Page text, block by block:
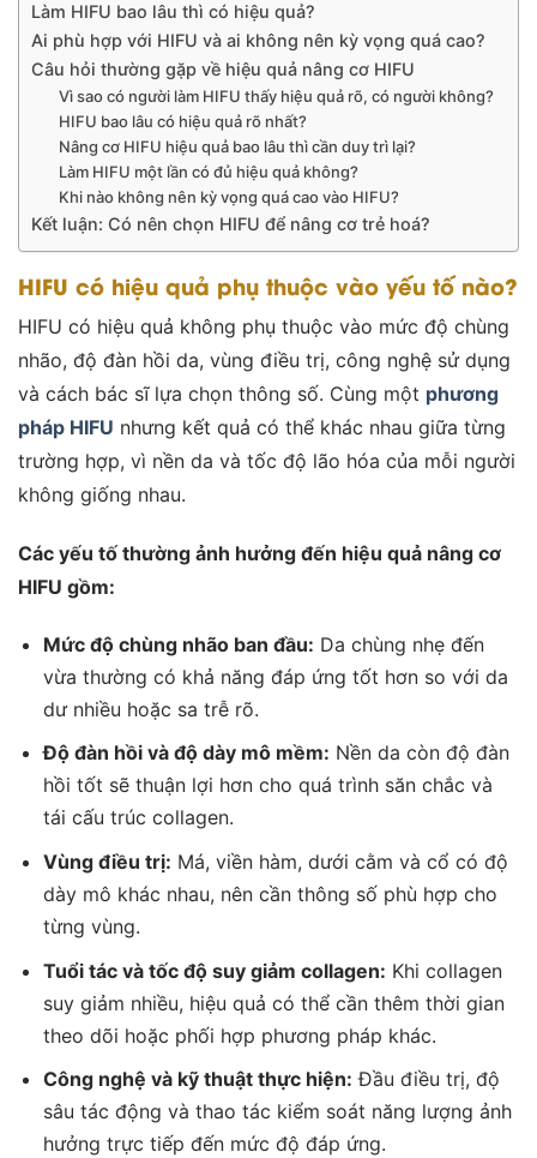
Làm HIFU bao lâu thì có hiệu quả?
Ai phù hợp với HIFU và ai không nên kỳ vọng quá cao?
Câu hỏi thường gặp về hiệu quả nâng cơ HIFU
Vì sao có người làm HIFU thấy hiệu quả rõ, có người không?
HIFU bao lâu có hiệu quả rõ nhất?
Nâng cơ HIFU hiệu quả bao lâu thì cần duy trì lại?
Làm HIFU một lần có đủ hiệu quả không?
Khi nào không nên kỳ vọng quá cao vào HIFU?
Kết luận: Có nên chọn HIFU để nâng cơ trẻ hoá?
HIFU có hiệu quả phụ thuộc vào yếu tố nào?
HIFU có hiệu quả không phụ thuộc vào mức độ chùng
nhão, độ đàn hồi da, vùng điều trị, công nghệ sử dụng
và cách bác sĩ lựa chọn thông số. Cùng một phương
pháp HIFU nhưng kết quả có thể khác nhau giữa từng
trường hợp, vì nền da và tốc độ lão hóa của mỗi người
không giống nhau.
Các yếu tố thường ảnh hưởng đến hiệu quả nâng cơ
HIFU gồm:
Mức độ chùng nhão ban đầu: Da chùng nhẹ đến
vừa thường có khả năng đáp ứng tốt hơn so với da
dư nhiều hoặc sa trễ rõ.
Độ đàn hồi và độ dày mô mềm: Nền da còn độ đàn
hồi tốt sẽ thuận lợi hơn cho quá trình săn chắc và
tái cấu trúc collagen.
Vùng điều trị: Má, viền hàm, dưới cằm và cổ có độ
dày mô khác nhau, nên cần thông số phù hợp cho
từng vùng.
Tuổi tác và tốc độ suy giảm collagen: Khi collagen
suy giảm nhiều, hiệu quả có thể cần thêm thời gian
theo dõi hoặc phối hợp phương pháp khác.
Công nghệ và kỹ thuật thực hiện: Đầu điều trị, độ
sâu tác động và thao tác kiểm soát năng lượng ảnh
hưởng trực tiếp đến mức độ đáp ứng.